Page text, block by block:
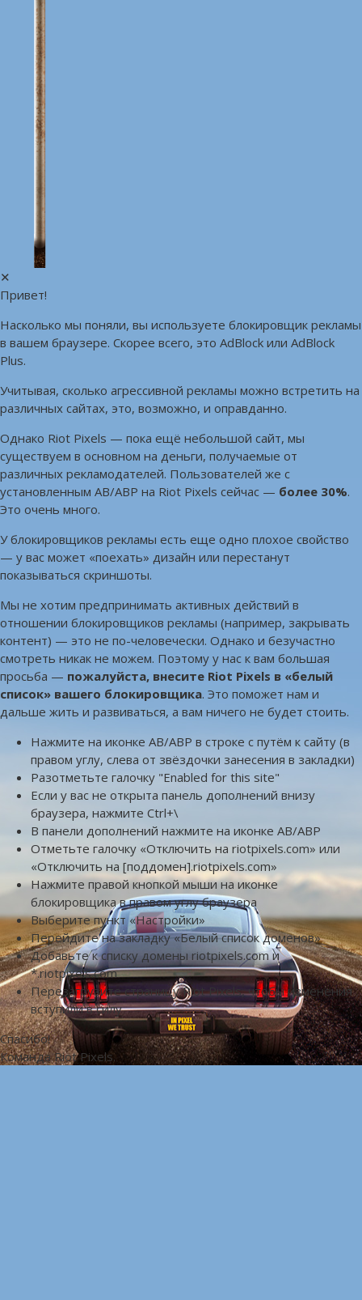
✕
Привет!
Насколько мы поняли, вы используете блокировщик рекламы
в вашем браузере. Скорее всего, это AdBlock или AdBlock
Plus.
Учитывая, сколько агрессивной рекламы можно встретить на
различных сайтах, это, возможно, и оправданно.
Однако Riot Pixels — пока ещё небольшой сайт, мы
существуем в основном на деньги, получаемые от
различных рекламодателей. Пользователей же с
установленным AB/ABP на Riot Pixels сейчас — более 30%.
Это очень много.
У блокировщиков рекламы есть еще одно плохое свойство
— у вас может «поехать» дизайн или перестанут
показываться скриншоты.
Мы не хотим предпринимать активных действий в
отношении блокировщиков рекламы (например, закрывать
контент) — это не по-человечески. Однако и безучастно
смотреть никак не можем. Поэтому у нас к вам большая
просьба — пожалуйста, внесите Riot Pixels в «белый
список» вашего блокировщика. Это поможет нам и
дальше жить и развиваться, а вам ничего не будет стоить.
Нажмите на иконке AB/ABP в строке с путём к сайту (в
правом углу, слева от звёздочки занесения в закладки)
Разотметьте галочку "Enabled for this site"
Если у вас не открыта панель дополнений внизу
браузера, нажмите Ctrl+\
В панели дополнений нажмите на иконке AB/ABP
Отметьте галочку «Отключить на riotpixels.com» или
«Отключить на [поддомен].riotpixels.com»
Нажмите правой кнопкой мыши на иконке
блокировщика в правом углу браузера
Выберите пункт «Настройки»
Перейдите на закладку «Белый список доменов»
Добавьте к списку домены riotpixels.com и
*.riotpixels.com
Перезагрузите страницу Riot Pixels, чтобы изменения
вступили в силу
Спасибо!
Команда Riot Pixels.